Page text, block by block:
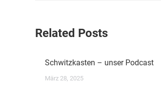
Related Posts
Schwitzkasten – unser Podcast
März 28, 2025